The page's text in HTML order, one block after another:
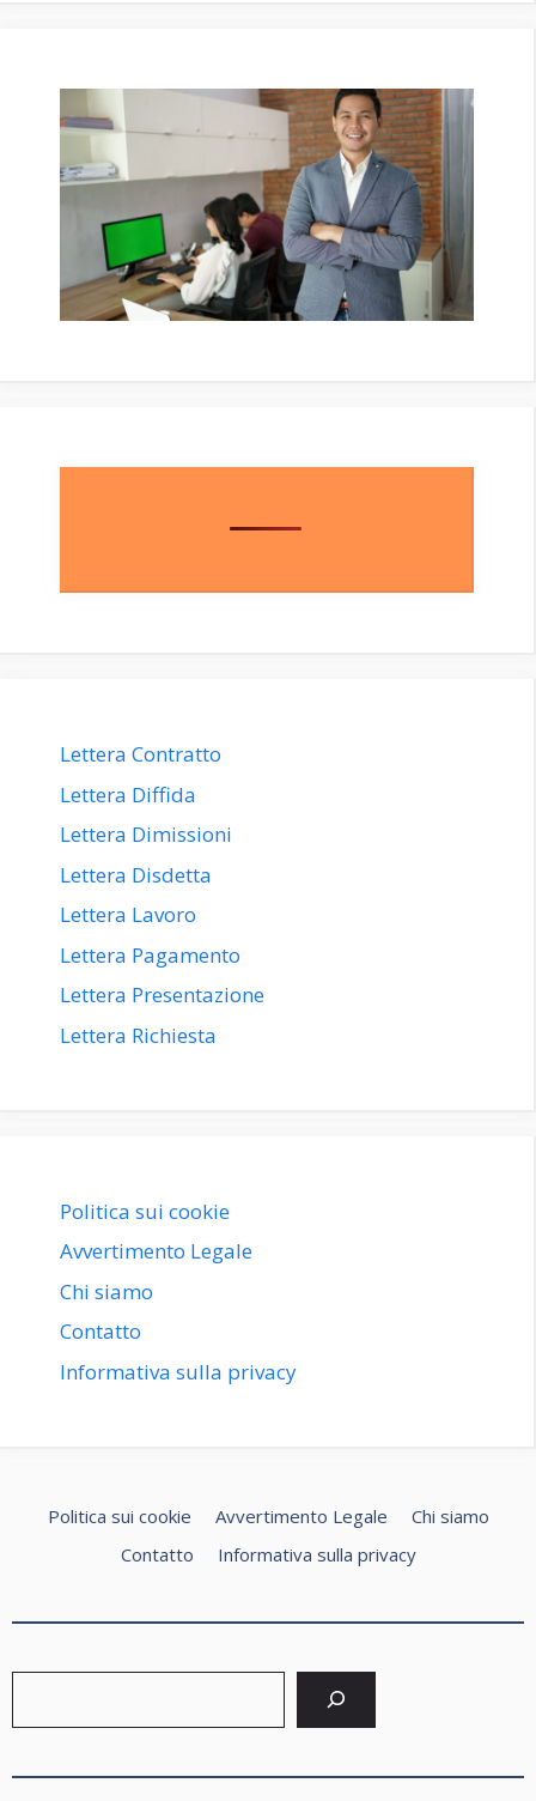
Lettera Contratto
Lettera Diffida
Lettera Dimissioni
Lettera Disdetta
Lettera Lavoro
Lettera Pagamento
Lettera Presentazione
Lettera Richiesta
Politica sui cookie
Avvertimento Legale
Chi siamo
Contatto
Informativa sulla privacy
Politica sui cookie Avvertimento Legale
Chi siamo
Contatto
Informativa sulla privacy